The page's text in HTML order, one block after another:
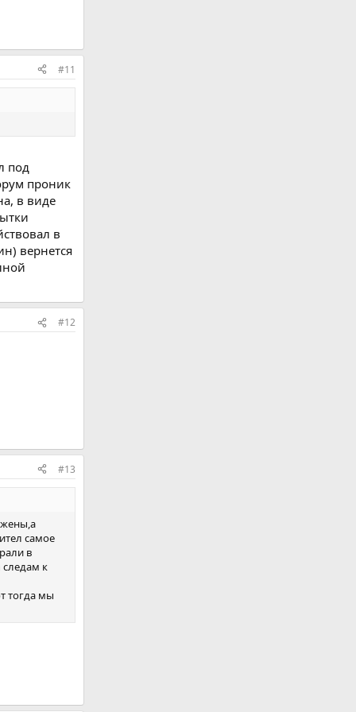
#11
под
проник
в виде
в
вернется
#12
#13
самое
в
следам к
тогда мы